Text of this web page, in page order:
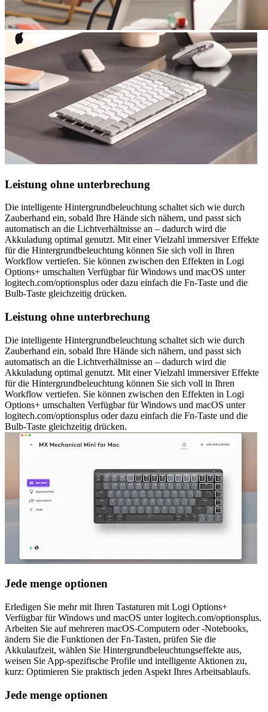
Leistung ohne unterbrechung
Die intelligente Hintergrundbeleuchtung schaltet sich wie durch
Zauberhand ein, sobald Ihre Hände sich nähern, und passt sich
automatisch an die Lichtverhältnisse an – dadurch wird die
Akkuladung optimal genutzt. Mit einer Vielzahl immersiver Effekte
für die Hintergrundbeleuchtung können Sie sich voll in Ihren
Workflow vertiefen. Sie können zwischen den Effekten in Logi
Options+ umschalten Verfügbar für Windows und macOS unter
logitech.com/optionsplus oder dazu einfach die Fn-Taste und die
Bulb-Taste gleichzeitig drücken.
Leistung ohne unterbrechung
Die intelligente Hintergrundbeleuchtung schaltet sich wie durch
Zauberhand ein, sobald Ihre Hände sich nähern, und passt sich
automatisch an die Lichtverhältnisse an – dadurch wird die
Akkuladung optimal genutzt. Mit einer Vielzahl immersiver Effekte
für die Hintergrundbeleuchtung können Sie sich voll in Ihren
Workflow vertiefen. Sie können zwischen den Effekten in Logi
Options+ umschalten Verfügbar für Windows und macOS unter
logitech.com/optionsplus oder dazu einfach die Fn-Taste und die
Bulb-Taste gleichzeitig drücken.
Jede menge optionen
Erledigen Sie mehr mit Ihren Tastaturen mit Logi Options+
Verfügbar für Windows und macOS unter logitech.com/optionsplus.
Arbeiten Sie auf mehreren macOS-Computern oder -Notebooks,
ändern Sie die Funktionen der Fn-Tasten, prüfen Sie die
Akkulaufzeit, wählen Sie Hintergrundbeleuchtungseffekte aus,
weisen Sie App-spezifische Profile und intelligente Aktionen zu,
kurz: Optimieren Sie praktisch jeden Aspekt Ihres Arbeitsablaufs.
Jede menge optionen